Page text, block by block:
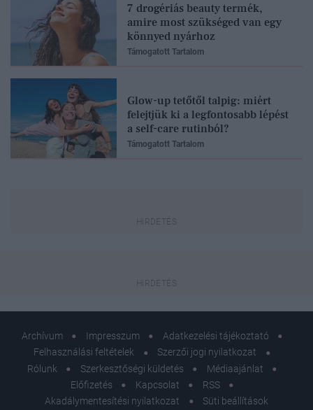
7 drogériás beauty termék,
amire most szükséged van egy
könnyed nyárhoz
Támogatott Tartalom
Glow-up tetőtől talpig: miért
felejtjük ki a legfontosabb lépést
a self-care rutinból?
Támogatott Tartalom
Archívum Impresszum
Adatkezelési tájékoztató
Felhasználási feltételek
Szerzői jogi nyilatkozat
Rólunk
Szerkesztőségi küldetés
Médiaajánlat
Előfizetés
Kapcsolat
RSS
Akadálymentesítési nyilatkozat
Süti beállítások